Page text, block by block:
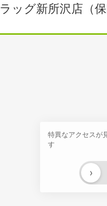
ッグ新所沢店（保
特異なアクセスが
す
›